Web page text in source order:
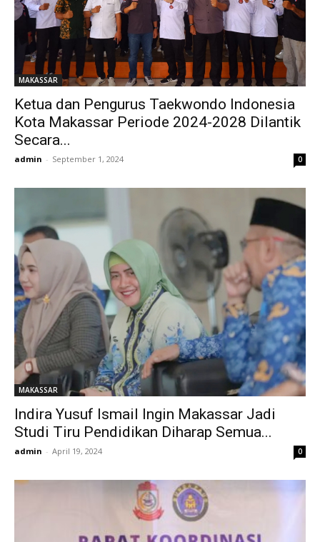
MAKASSAR
Ketua dan Pengurus Taekwondo Indonesia
Kota Makassar Periode 2024-2028 Dilantik
Secara...
admin - September 1, 2024 0
MAKASSAR
Indira Yusuf Ismail Ingin Makassar Jadi
Studi Tiru Pendidikan Diharap Semua...
admin - April 19, 2024 0